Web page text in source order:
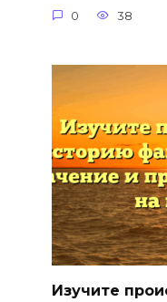
0 38
Изучите